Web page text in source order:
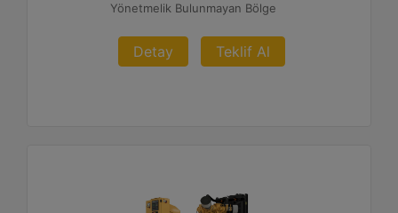
Yönetmelik Bulunmayan Bölge
Detay Teklif Al